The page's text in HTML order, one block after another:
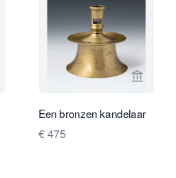
verkoperspagina van Bekijk
Een bronzen kandelaar
€ 475